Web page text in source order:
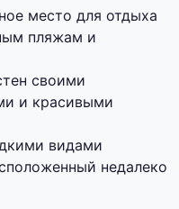
место для отдыха
пляжам и
своими
и красивыми
видами
недалеко